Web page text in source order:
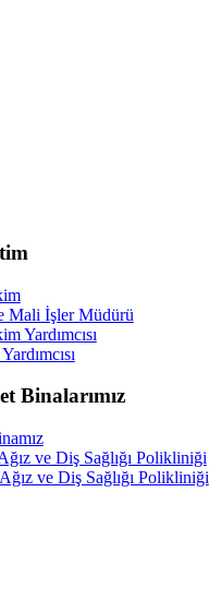
Mali İşler Müdürü
Yardımcısı
Binalarımız
ve Diş Sağlığı Polikliniği
ve Diş Sağlığı Polikliniği